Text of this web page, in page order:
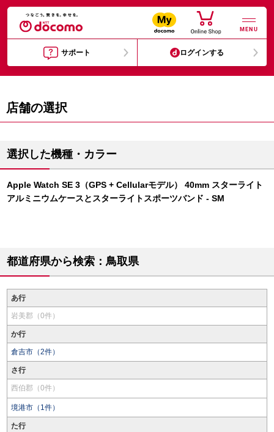
MENU
サポート ログインする
店舗の選択
選択した機種・カラー
Apple Watch SE 3（GPS + Cellularモデル） 40mm スターライト
アルミニウムケースとスターライトスポーツバンド - SM
都道府県から検索：鳥取県
あ行
岩美郡（0件）
か行
倉吉市（2件）
さ行
西伯郡（0件）
境港市（1件）
た行